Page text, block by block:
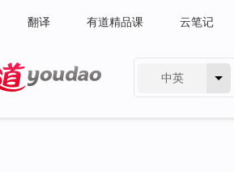
翻译 有道精品课 云笔记
中英